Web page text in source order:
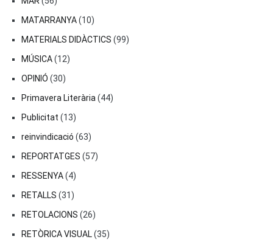
MATARRANYA(10)
MATERIALS DIDÀCTICS (99)
MÚSICA(12)
OPINIÓ (30)
Primavera Literària (44)
Publicitat (13)
reinvindicació (63)
REPORTATGES (57)
RESSENYA(4)
RETALLS (31)
RETOLACIONS (26)
RETÒRICA VISUAL(35)